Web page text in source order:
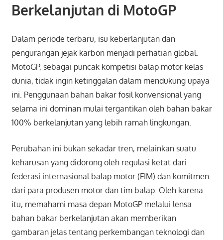
Berkelanjutan di MotoGP
Dalam periode terbaru, isu keberlanjutan dan
pengurangan jejak karbon menjadi perhatian global.
MotoGP, sebagai puncak kompetisi balap motor kelas
dunia, tidak ingin ketinggalan dalam mendukung upaya
ini. Penggunaan bahan bakar fosil konvensional yang
selama ini dominan mulai tergantikan oleh bahan bakar
100% berkelanjutan yang lebih ramah lingkungan.
Perubahan ini bukan sekadar tren, melainkan suatu
keharusan yang didorong oleh regulasi ketat dari
federasi internasional balap motor (FIM) dan komitmen
dari para produsen motor dan tim balap. Oleh karena
itu, memahami masa depan MotoGP melalui lensa
bahan bakar berkelanjutan akan memberikan
gambaran jelas tentang perkembangan teknologi dan